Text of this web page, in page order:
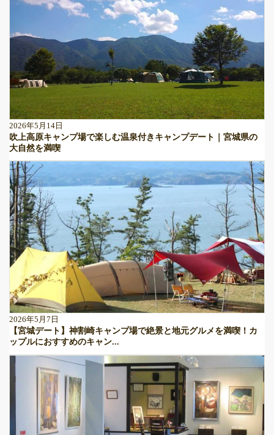
2026年5月14日
吹上高原キャンプ場で楽しむ温泉付きキャンプデート｜宮城県の
大自然を満喫
2026年5月7日
【宮城デート】神割崎キャンプ場で絶景と地元グルメを満喫！カ
ップルにおすすめのキャン...